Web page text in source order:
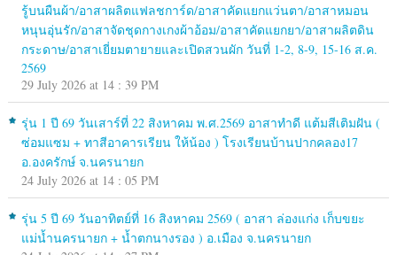
รู้บนผืนผ้า/อาสาผลิตแฟลชการ์ด/อาสาคัดแยกแว่นตา/อาสาหมอน
หนุนอุ่นรัก/อาสาจัดชุดกางเกงผ้าอ้อม/อาสาคัดแยกยา/อาสาผลิตดิน
กระดาษ/อาสาเยี่ยมตายายและเปิดสวนผัก วันที่ 1-2, 8-9, 15-16 ส.ค.
2569
29 July 2026 at 14 : 39 PM
รุ่น 1 ปี 69 วันเสาร์ที่ 22 สิงหาคม พ.ศ.2569 อาสาทำดี แต้มสีเติมฝัน (
ซ่อมแซม + ทาสีอาคารเรียน ให้น้อง ) โรงเรียนบ้านปากคลอง17
อ.องครักษ์ จ.นครนายก
24 July 2026 at 14 : 05 PM
รุ่น 5 ปี 69 วันอาทิตย์ที่ 16 สิงหาคม 2569 ( อาสา ล่องแก่ง เก็บขยะ
แม่น้ำนครนายก + น้ำตกนางรอง ) อ.เมือง จ.นครนายก